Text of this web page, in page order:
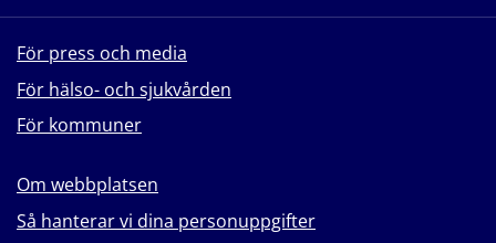
För press och media
För hälso- och sjukvården
För kommuner
Om webbplatsen
Så hanterar vi dina personuppgifter